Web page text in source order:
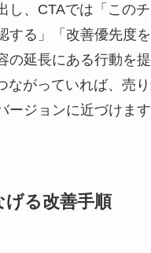
し、CTAでは「この
する」「改善優先度
の延長にある行動を
ながっていれば、売
ージョンに近づけます
げる改善手順